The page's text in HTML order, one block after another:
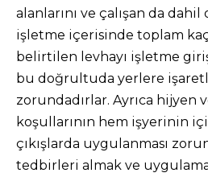
alanlarını ve çalışan da
işletme içerisinde toplam
belirtilen levhayı işletme
bu doğrultuda yerlere
zorundadırlar. Ayrıca hijyen
koşullarının hem işyerinin
çıkışlarda uygulanması
tedbirleri almak ve